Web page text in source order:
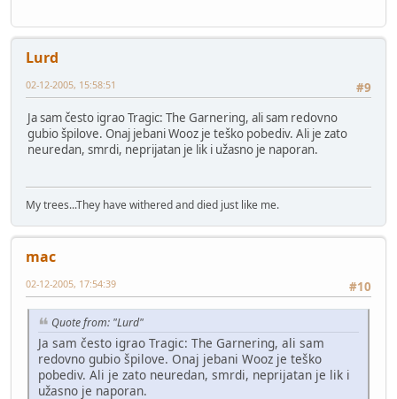
Lurd
#9
02-12-2005, 15:58:51
Ja sam često igrao Tragic: The Garnering, ali sam redovno
gubio špilove. Onaj jebani Wooz je teško pobediv. Ali je zato
neuredan, smrdi, neprijatan je lik i užasno je naporan.
My trees...They have withered and died just like me.
mac
#10
02-12-2005, 17:54:39
Quote from: "Lurd"
Ja sam često igrao Tragic: The Garnering, ali sam
redovno gubio špilove. Onaj jebani Wooz je teško
pobediv. Ali je zato neuredan, smrdi, neprijatan je lik i
užasno je naporan.